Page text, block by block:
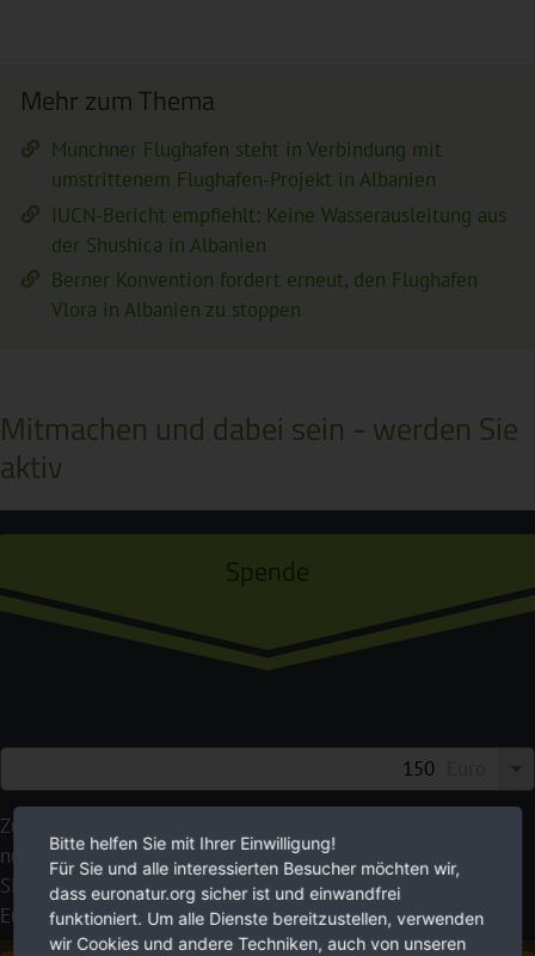
Mehr zum Thema
Münchner Flughafen steht in Verbindung mit
umstrittenem Flughafen-Projekt in Albanien
IUCN-Bericht empfiehlt: Keine Wasserausleitung aus
der Shushica in Albanien
Berner Konvention fordert erneut, den Flughafen
Vlora in Albanien zu stoppen
Mitmachen und dabei sein - werden Sie
aktiv
Spende
Zukunft braucht Natur. Wir setzen uns für sie ein. Bitte
nutzen Sie Ihre Möglichkeiten, um zu helfen. Damit leisten
Sie einen wirkungsvollen Beitrag zur Bewahrung von
Europas Flüssen.
Bitte helfen Sie mit Ihrer Einwilligung!
Für Sie und alle interessierten Besucher möchten wir,
dass euronatur.org sicher ist und einwandfrei
funktioniert. Um alle Dienste bereitzustellen, verwenden
wir Cookies und andere Techniken, auch von unseren